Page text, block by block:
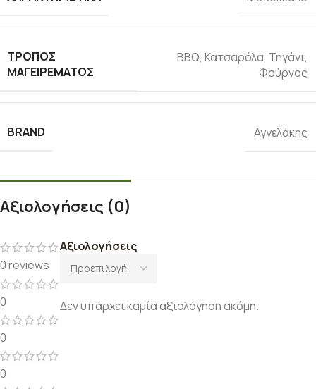
ΤΡΌΠΟΣ
ΜΑΓΕΙΡΈΜΑΤΟΣ
ΒΒQ, Κατσαρόλα, Τηγάνι,
Φούρνος
BRAND Αγγελάκης
Αξιολογήσεις (0)
0 reviews
0
0
0
Αξιολογήσεις
Δεν υπάρχει καμία αξιολόγηση ακόμη.